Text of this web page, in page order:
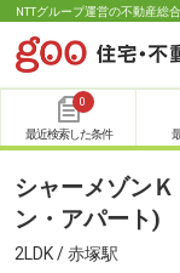
NTTグループ運営の不動産総
0
最近検索した条件
シャーメゾン
ン・アパート)
2LDK / 赤塚駅